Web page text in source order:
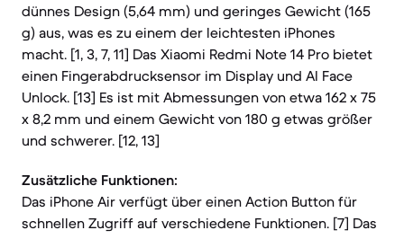
dünnes Design (5,64 mm) und geringes Gewicht (165
g) aus, was es zu einem der leichtesten iPhones
macht. [1, 3, 7, 11] Das Xiaomi Redmi Note 14 Pro bietet
einen Fingerabdrucksensor im Display und AI Face
Unlock. [13] Es ist mit Abmessungen von etwa 162 x 75
x 8,2 mm und einem Gewicht von 180 g etwas größer
und schwerer. [12, 13]
Zusätzliche Funktionen:
Das iPhone Air verfügt über einen Action Button für
schnellen Zugriff auf verschiedene Funktionen. [7] Das